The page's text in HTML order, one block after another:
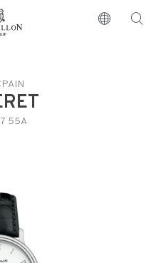
index.php/zh-hant
55A